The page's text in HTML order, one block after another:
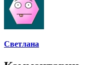
Cветлана